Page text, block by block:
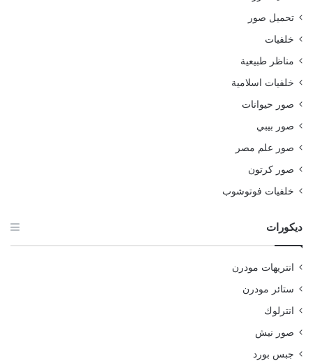
تحميل صور
خلفيات
مناظر طبيعية
خلفيات اسلامية
صور حيوانات
صور بيبي
صور علم مصر
صور كرتون
خلفيات فوتوشوب
ديكورات
انتريهات مودرن
ستائر مودرن
انترلوك
صور نيش
جبس بورد